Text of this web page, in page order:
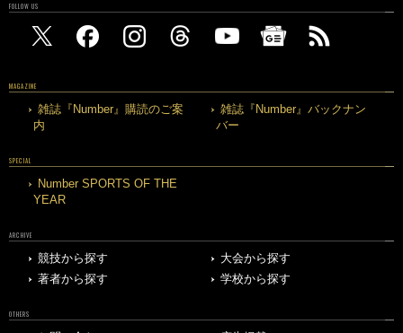
FOLLOW US
MAGAZINE
雑誌『Number』購読のご案
内
雑誌『Number』バックナン
バー
SPECIAL
Number SPORTS OF THE
YEAR
ARCHIVE
競技から探す
大会から探す
著者から探す
学校から探す
OTHERS